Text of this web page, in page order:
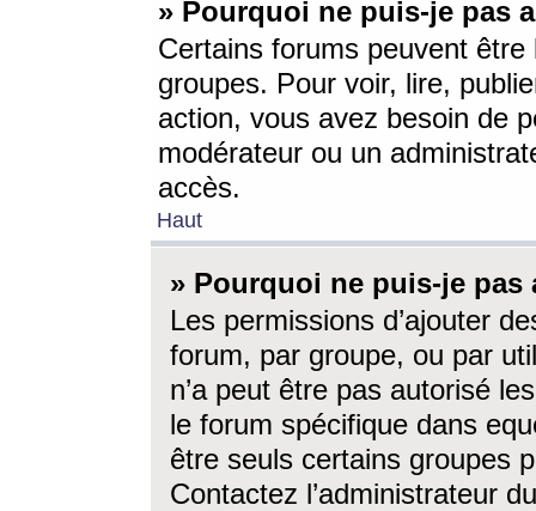
» Pourquoi ne puis-je pas
Certains forums peuvent être
groupes. Pour voir, lire,
action, vous avez besoin de
modérateur ou un
accès.
Haut
» Pourquoi ne puis-je
Les permissions d’ajouter
forum, par groupe, ou par
n’a peut être pas autorisé
le forum spécifique dans
être seuls certains groupes
Contactez l’administrateur